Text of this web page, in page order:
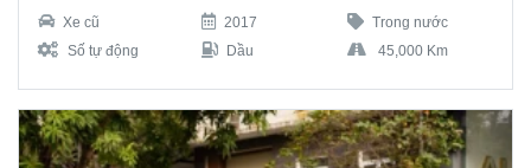
Xe cũ 2017
Trong nước
Số tự động
Dầu 45,000 Km